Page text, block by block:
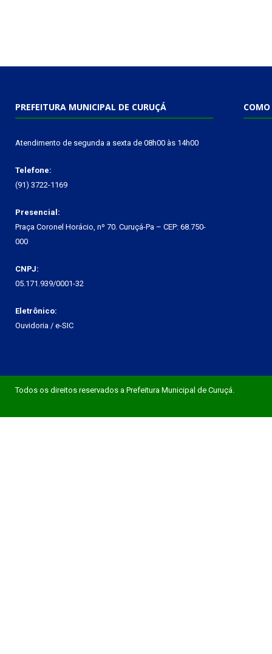
PREFEITURA MUNICIPAL DE CURUÇÁ
Atendimento de segunda a sexta de 08h00 às 14h00
Telefone:
(91) 3722-1169
Presencial:
Praça Coronel Horácio, nº 70. Curuçá-Pa – CEP: 68.750-
000
CNPJ:
05.171.939/0001-32
Eletrônico:
Ouvidoria / e-SIC
COMO
Todos os direitos reservados a Prefeitura Municipal de Curuçá.